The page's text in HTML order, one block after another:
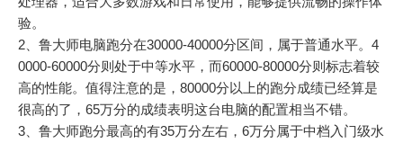
验。
2、鲁大师电脑跑分在30000-40000分区间，属于普通水平。4
0000-60000分则处于中等水平，而60000-80000分则标志着较
高的性能。值得注意的是，80000分以上的跑分成绩已经算是
很高的了，65万分的成绩表明这台电脑的配置相当不错。
3、鲁大师跑分最高的有35万分左右，6万分属于中档入门级水